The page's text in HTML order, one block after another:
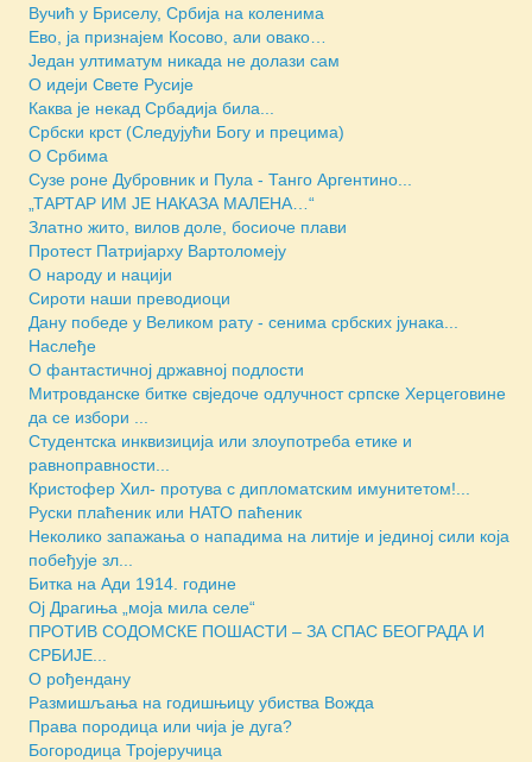
Вучић у Бриселу, Србија на коленима
Ево, ја признајем Косово, али овако…
Један ултиматум никада не долази сам
О идеји Свете Русије
Каква је некад Србадија била...
Србски крст (Следујући Богу и прецима)
О Србима
Сузе роне Дубровник и Пула - Танго Аргентино...
„ТАРТАР ИМ ЈЕ НАКАЗА МАЛЕНА…“
Златно жито, вилов доле, босиоче плави
Протест Патријарху Вартоломеју
О народу и нацији
Сироти наши преводиоци
Дану победе у Великом рату - сенима србских јунака...
Наслеђе
О фантастичној државној подлости
Митровданске битке свједочe одлучност српске Херцеговине
да се избори ...
Студентска инквизиција или злоупотреба етике и
равноправности...
Кристофер Хил- протува с дипломатским имунитетом!...
Руски плаћеник или НАТО паћеник
Неколико запажања о нападима на литије и јединој сили која
побеђује зл...
Битка на Ади 1914. године
Ој Драгиња „моја мила селе“
ПРОТИВ СОДОМСКЕ ПОШАСТИ – ЗА СПАС БЕОГРАДА И
СРБИЈЕ...
О рођендану
Размишљања на годишњицу убиства Вожда
Права породица или чија је дуга?
Богородица Тројеручица